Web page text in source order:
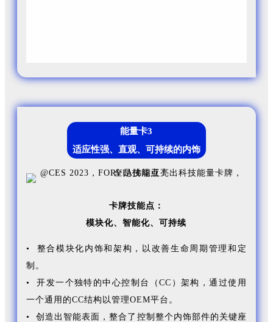
能量卡3
适应性强、直观、可持续的内饰
卡牌技能点：
模块化、智能化、可持续
• 整合模块化内饰和架构，以改善生命周期管理和定
制。
• 开发一个独特的中心控制台（CC）架构，通过使用
一个通用的CC结构以管理OEM平台。
• 创造出智能表面，整合了控制整个内饰部件的关键座